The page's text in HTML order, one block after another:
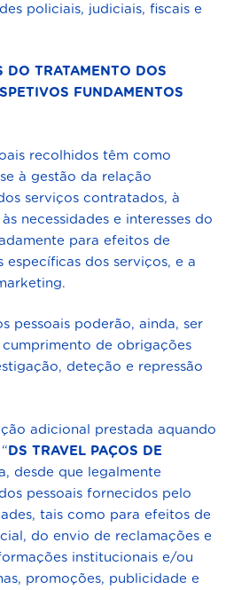
policiais, judiciais, fiscais e
DO TRATAMENTO DOS
FUNDAMENTOS
recolhidos têm como
à gestão da relação
serviços contratados, à
necessidades e interesses do
para efeitos de
específicas dos serviços, e a
pessoais poderão, ainda, ser
de obrigações
deteção e repressão
adicional prestada aquando
DS TRAVEL PAÇOS DE
desde que legalmente
pessoais fornecidos pelo
tais como para efeitos de
do envio de reclamações e
institucionais e/ou
promoções, publicidade e